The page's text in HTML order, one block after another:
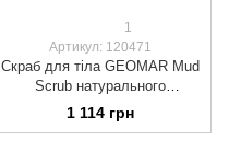
1
Артикул: 120471
Скраб для тіла GEOMAR Mud
Scrub натурального
походження, 600 гр.
1 114 грн